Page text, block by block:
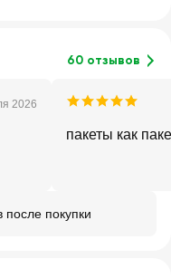
60 отзывов
2026
пакеты как
после покупки